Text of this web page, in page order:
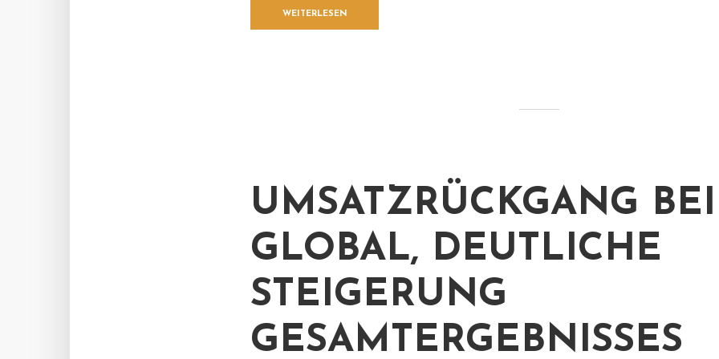
WEITERLESEN
UMSATZRÜCKGANG
GLOBAL, DEUTLICHE
STEIGERUNG
GESAMTERGEBNISSES